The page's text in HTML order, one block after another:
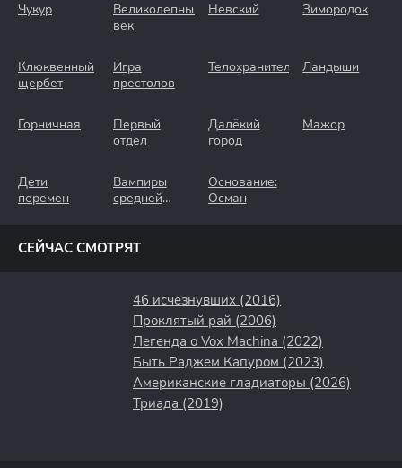
Чукур
Великолепный
век
Невский Зимородок
Клюквенный
щербет
Игра
престолов
Телохранители Ландыши
Горничная
Первый
отдел
Далёкий
город
Мажор
Дети
перемен
Вампиры
средней
Основание:
Осман
СЕЙЧАС СМОТРЯТ
46 исчезнувших (2016)
Проклятый рай (2006)
Легенда о Vox Machina (2022)
Быть Раджем Капуром (2023)
Американские гладиаторы (2026)
Триада (2019)